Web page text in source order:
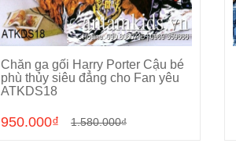
Chọn sản phẩm
Chăn ga gối Harry Porter Cậu bé
phù thủy siêu đẳng cho Fan yêu
ATKDS18
950.000₫ 1.580.000₫